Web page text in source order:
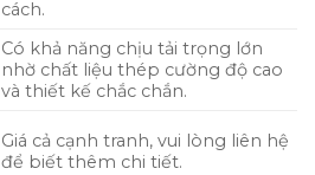
cách.
Có khả năng chịu tải trọng lớn
nhờ chất liệu thép cường độ cao
và thiết kế chắc chắn.
Giá cả cạnh tranh, vui lòng liên hệ
để biết thêm chi tiết.